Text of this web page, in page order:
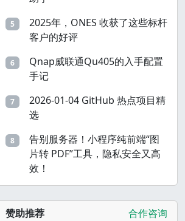
5
2025年，ONES 收获了这些标杆
客户的好评
6
Qnap威联通Qu405的入手配置
手记
7
2026-01-04 GitHub 热点项目精
选
8
告别服务器！小程序纯前端“图
片转 PDF”工具，隐私安全又高
效！
赞助推荐 合作咨询